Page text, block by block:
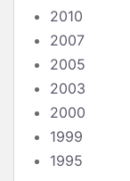
2010
2007
2005
2003
2000
1999
1995